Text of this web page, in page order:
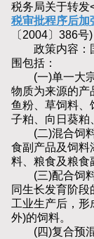
税务局关于转发
税审批程序后加
〔2004〕386号)
政策内容：国
围包括：
(一)单一大宗
物质为来源的产
鱼粉、草饲料、
子粕、向日葵粕
(二)混合饲料
食副产品及饲料
料、粮食及粮食
(三)配合饲料
同生长发育阶
工业生产后，形
外)的饲料。
(四)复合预混